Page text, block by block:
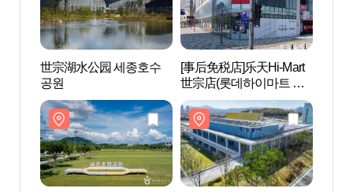
世宗湖水公园 세종호수
공원
[事后免税店]乐天Hi-Mart
世宗店(롯데하이마트 세
종점)